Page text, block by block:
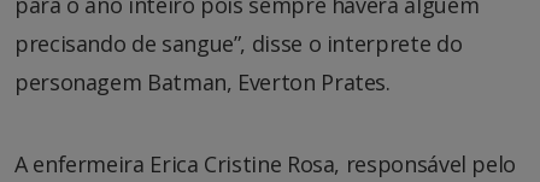
precisando de sangue”, disse o interprete do
personagem Batman, Everton Prates.
A enfermeira Erica Cristine Rosa, responsável pelo